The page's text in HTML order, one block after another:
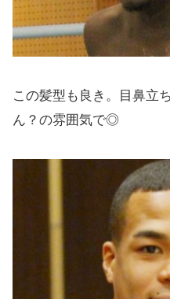
この髪型も良き。目鼻立
ん？の雰囲気で◎